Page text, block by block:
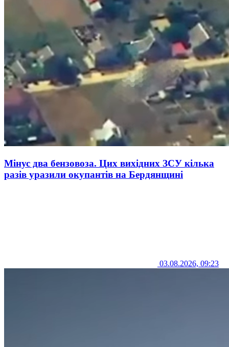
Мінус два бензовоза. Цих вихідних ЗСУ кілька
разів уразили окупантів на Бердянщині
03.08.2026, 09:23